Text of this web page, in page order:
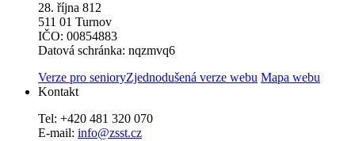
28. října 812
511 01 Turnov
IČO: 00854883
Datová schránka: nqzmvq6
Verze pro senioryZjednodušená verze webu Mapa webu
Kontakt
Tel: +420 481 320 070
E-mail: info@zsst.cz